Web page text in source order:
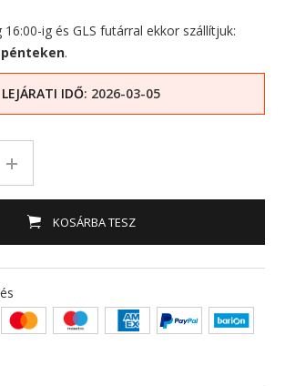
16:00-ig és GLS futárral ekkor szállítjuk:
pénteken.
LEJÁRATI IDŐ: 2026-03-05
KOSÁRBA TESZ